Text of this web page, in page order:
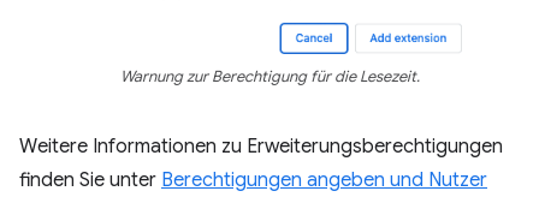
Warnung zur Berechtigung für die Lesezeit.
Weitere Informationen zu Erweiterungsberechtigungen
finden Sie unter Berechtigungen angeben und Nutzer